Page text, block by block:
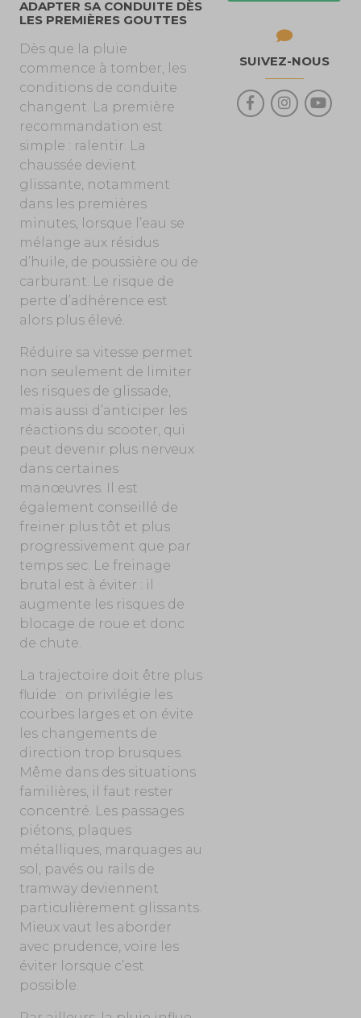
ADAPTER SA CONDUITE DÈS
LES PREMIÈRES GOUTTES
Dès que la pluie
commence à tomber, les
conditions de conduite
changent. La première
recommandation est
simple : ralentir. La
chaussée devient
glissante, notamment
dans les premières
minutes, lorsque l’eau se
mélange aux résidus
d’huile, de poussière ou de
carburant. Le risque de
perte d’adhérence est
alors plus élevé.
Réduire sa vitesse permet
non seulement de limiter
les risques de glissade,
mais aussi d’anticiper les
réactions du scooter, qui
peut devenir plus nerveux
dans certaines
manœuvres. Il est
également conseillé de
freiner plus tôt et plus
progressivement que par
temps sec. Le freinage
brutal est à éviter : il
augmente les risques de
blocage de roue et donc
de chute.
La trajectoire doit être plus
fluide : on privilégie les
courbes larges et on évite
les changements de
direction trop brusques.
Même dans des situations
familières, il faut rester
concentré. Les passages
piétons, plaques
métalliques, marquages au
sol, pavés ou rails de
tramway deviennent
particulièrement glissants.
Mieux vaut les aborder
avec prudence, voire les
éviter lorsque c’est
possible.
SUIVEZ-NOUS